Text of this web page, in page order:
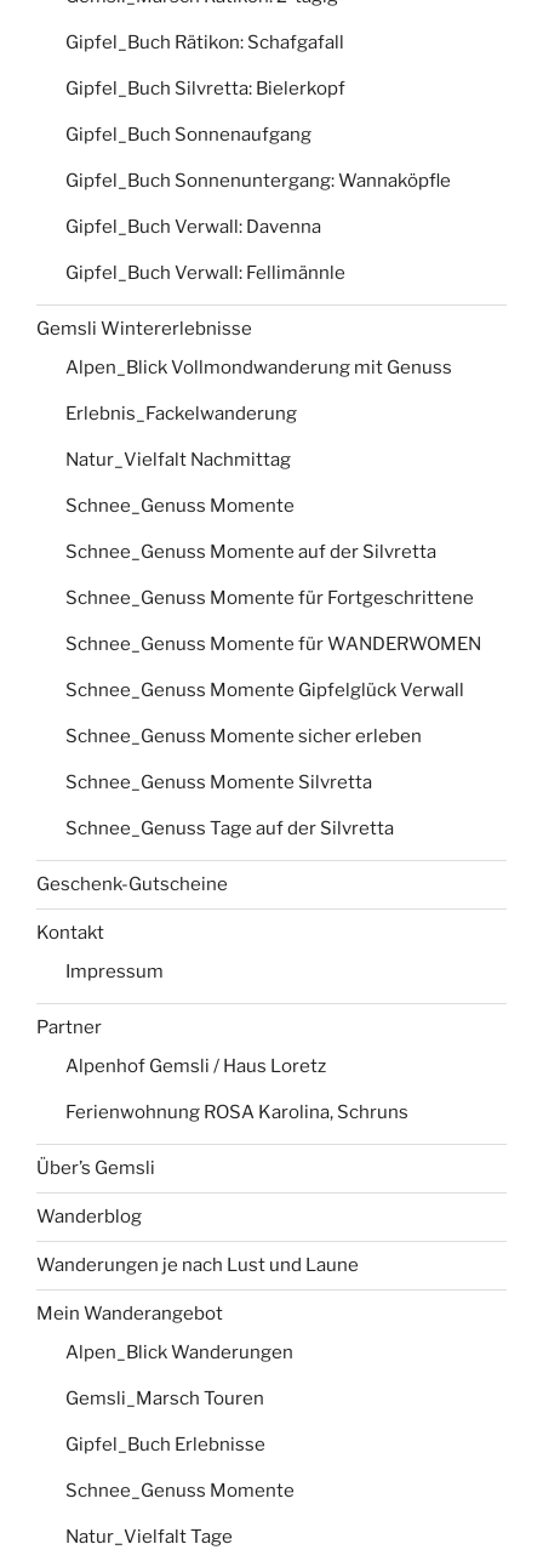
Gipfel_Buch Rätikon: Schafgafall
Gipfel_Buch Silvretta: Bielerkopf
Gipfel_Buch Sonnenaufgang
Gipfel_Buch Sonnenuntergang: Wannaköpfle
Gipfel_Buch Verwall: Davenna
Gipfel_Buch Verwall: Fellimännle
Gemsli Wintererlebnisse
Alpen_Blick Vollmondwanderung mit Genuss
Erlebnis_Fackelwanderung
Natur_Vielfalt Nachmittag
Schnee_Genuss Momente
Schnee_Genuss Momente auf der Silvretta
Schnee_Genuss Momente für Fortgeschrittene
Schnee_Genuss Momente für WANDERWOMEN
Schnee_Genuss Momente Gipfelglück Verwall
Schnee_Genuss Momente sicher erleben
Schnee_Genuss Momente Silvretta
Schnee_Genuss Tage auf der Silvretta
Geschenk-Gutscheine
Kontakt
Impressum
Partner
Alpenhof Gemsli / Haus Loretz
Ferienwohnung ROSA Karolina, Schruns
Über’s Gemsli
Wanderblog
Wanderungen je nach Lust und Laune
Mein Wanderangebot
Alpen_Blick Wanderungen
Gemsli_Marsch Touren
Gipfel_Buch Erlebnisse
Schnee_Genuss Momente
Natur_Vielfalt Tage